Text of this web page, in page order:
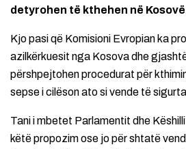
detyrohen të kthehen në
Kjo pasi që Komisioni Evropian ka
azilkërkuesit nga Kosova dhe
përshpejtohen procedurat për
sepse i cilëson ato si vende të
Tani i mbetet Parlamentit dhe
këtë propozim ose jo për shtatë